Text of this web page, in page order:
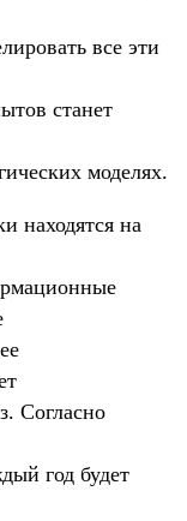
все эти
станет
моделях.
находятся на
Согласно
год будет